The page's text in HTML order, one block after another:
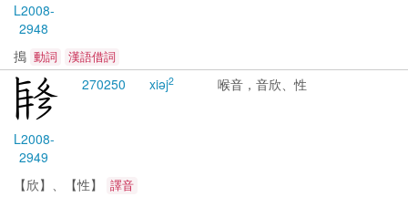
L2008-
2948
搗 動詞 漢語借詞
L2008-
2949
270250 xiəj2 喉音，音欣、性
【欣】、【性】 譯音